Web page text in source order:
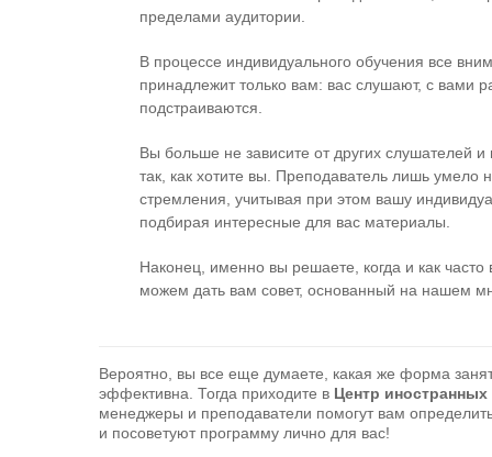
пределами аудитории.
В процессе индивидуального обучения все
принадлежит только вам: вас слушают, с вами
подстраиваются.
Вы больше не зависите от других слушателей и
так, как хотите вы. Преподаватель лишь умело
стремления, учитывая при этом вашу
подбирая интересные для вас материалы.
Наконец, именно вы решаете, когда и как
можем дать вам совет, основанный на нашем
Вероятно, вы все еще думаете, какая же форма
эффективна. Тогда приходите в Центр
менеджеры и преподаватели помогут вам
и посоветуют программу лично для вас!